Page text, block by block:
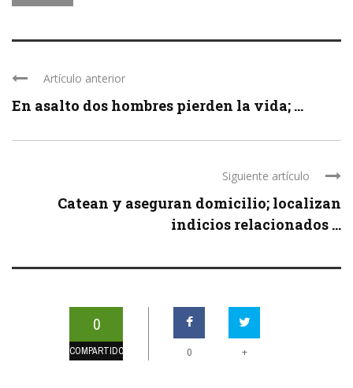
Artículo anterior
En asalto dos hombres pierden la vida; ...
Siguiente artículo
Catean y aseguran domicilio; localizan
indicios relacionados ...
0
COMPARTIDOS 0 +